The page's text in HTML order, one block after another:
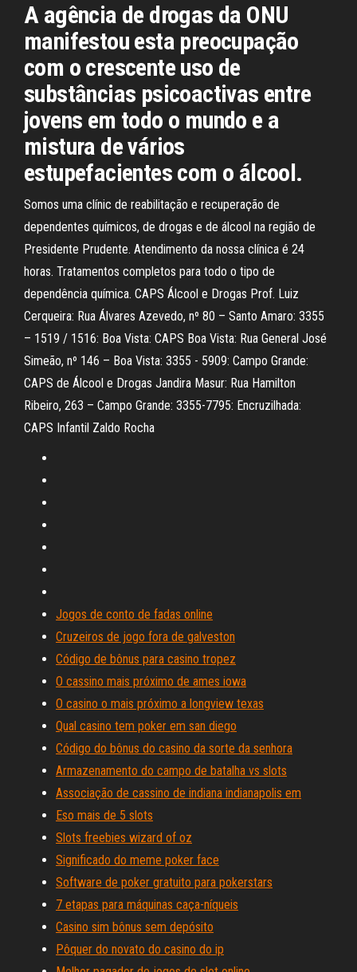
A agência de drogas da ONU
manifestou esta preocupação
com o crescente uso de
substâncias psicoactivas entre
jovens em todo o mundo e a
mistura de vários
estupefacientes com o álcool.
Somos uma clínic de reabilitação e recuperação de
dependentes químicos, de drogas e de álcool na região de
Presidente Prudente. Atendimento da nossa clínica é 24
horas. Tratamentos completos para todo o tipo de
dependência química. CAPS Álcool e Drogas Prof. Luiz
Cerqueira: Rua Álvares Azevedo, nº 80 – Santo Amaro: 3355
– 1519 / 1516: Boa Vista: CAPS Boa Vista: Rua General José
Simeão, nº 146 – Boa Vista: 3355 - 5909: Campo Grande:
CAPS de Álcool e Drogas Jandira Masur: Rua Hamilton
Ribeiro, 263 – Campo Grande: 3355-7795: Encruzilhada:
CAPS Infantil Zaldo Rocha
Jogos de conto de fadas online
Cruzeiros de jogo fora de galveston
Código de bônus para casino tropez
O cassino mais próximo de ames iowa
O casino o mais próximo a longview texas
Qual casino tem poker em san diego
Código do bônus do casino da sorte da senhora
Armazenamento do campo de batalha vs slots
Associação de cassino de indiana indianapolis em
Eso mais de 5 slots
Slots freebies wizard of oz
Significado do meme poker face
Software de poker gratuito para pokerstars
7 etapas para máquinas caça-níqueis
Casino sim bônus sem depósito
Pôquer do novato do casino do ip